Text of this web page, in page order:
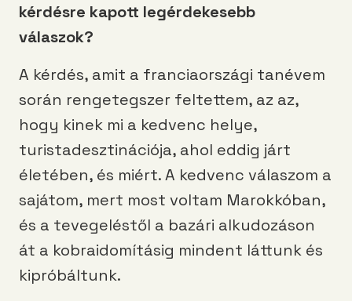
kérdésre kapott legérdekesebb
válaszok?
A kérdés, amit a franciaországi tanévem
során rengetegszer feltettem, az az,
hogy kinek mi a kedvenc helye,
turistadesztinációja, ahol eddig járt
életében, és miért. A kedvenc válaszom a
sajátom, mert most voltam Marokkóban,
és a tevegeléstől a bazári alkudozáson
át a kobraidomításig mindent láttunk és
kipróbáltunk.